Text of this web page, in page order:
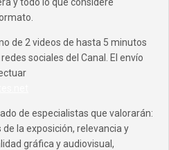
de 2 videos de hasta 5 minutos
sociales del Canal. El envío
de especialistas que valorarán:
la exposición, relevancia y
gráfica y audiovisual,